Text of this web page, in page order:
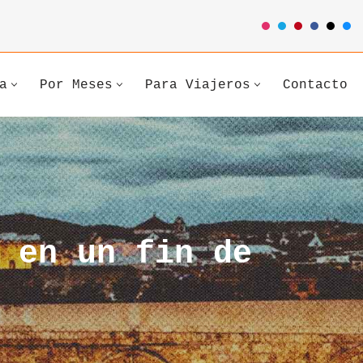
Por Meses Para Viajeros Contacto
en un fin de